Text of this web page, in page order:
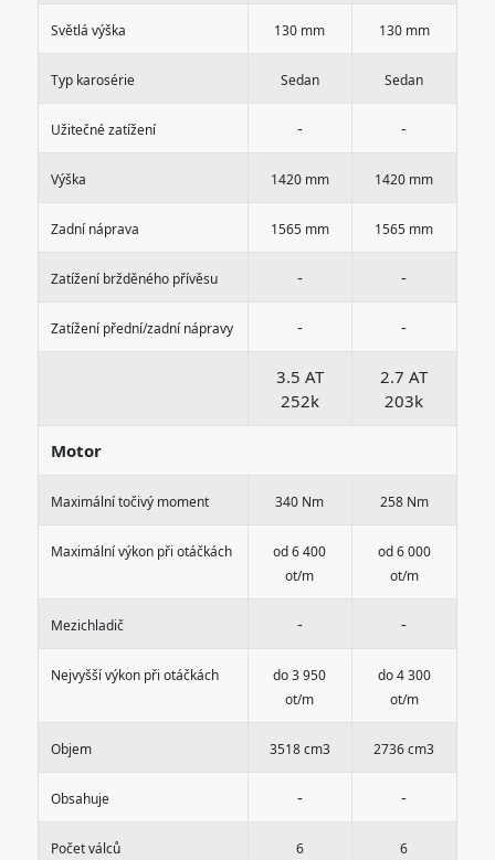
Světlá výška 130 mm 130 mm
Typ karosérie Sedan Sedan
Užitečné zatížení - -
Výška 1420 mm 1420 mm
Zadní náprava 1565 mm 1565 mm
Zatížení bržděného přívěsu - -
Zatížení přední/zadní nápravy - -
3.5 AT
252k
2.7 AT
203k
Motor
Maximální točivý moment 340 Nm 258 Nm
Maximální výkon při otáčkách
od 6 400
ot/m
od 6 000
ot/m
Mezichladič - -
Nejvyšší výkon při otáčkách
do 3 950
ot/m
do 4 300
ot/m
Objem 3518 cm3 2736 cm3
Obsahuje - -
Počet válců 6 6